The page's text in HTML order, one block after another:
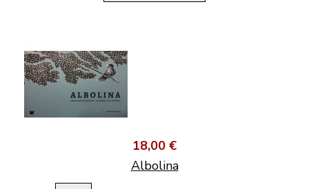
18,00 €
Albolina